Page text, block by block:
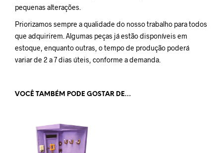
pequenas alterações.
Priorizamos sempre a qualidade do nosso trabalho para todos
que adquirirem. Algumas peças já estão disponíveis em
estoque, enquanto outras, o tempo de produção poderá
variar de 2 a 7 dias úteis, conforme a demanda.
VOCÊ TAMBÉM PODE GOSTAR DE…